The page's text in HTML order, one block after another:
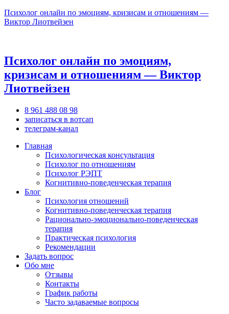
Психолог онлайн по эмоциям, кризисам и отношениям —
Виктор Лиотвейзен
Психолог онлайн по эмоциям,
кризисам и отношениям — Виктор
Лиотвейзен
8 961 488 08 98
записаться в вотсап
телеграм-канал
Главная
Психологическая консультация
Психолог по отношениям
Психолог РЭПТ
Когнитивно-поведенческая терапия
Блог
Психология отношений
Когнитивно-поведенческая терапия
Рационально-эмоционально-поведенческая
терапия
Практическая психология
Рекомендации
Задать вопрос
Обо мне
Отзывы
Контакты
График работы
Часто задаваемые вопросы